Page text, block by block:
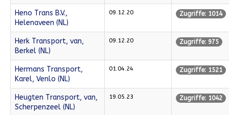
Heno Trans B.V.,
Helenaveen (NL)
09.12.20 Zugriffe: 1014
Herk Transport, van,
Berkel (NL)
09.12.20 Zugriffe: 975
Hermans Transport,
Karel, Venlo (NL)
01.04.24 Zugriffe: 1521
Heugten Transport, van,
Scherpenzeel (NL)
19.05.23 Zugriffe: 1042